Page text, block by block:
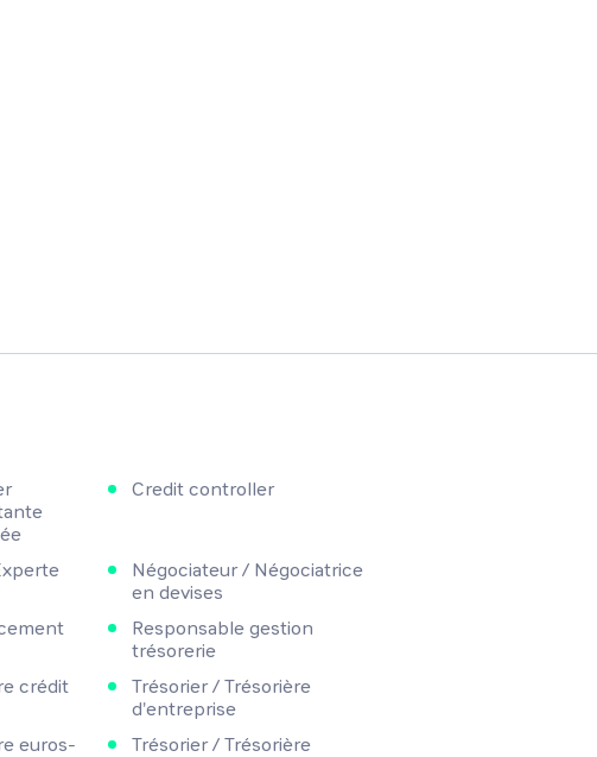
Credit controller
Négociateur / Négociatrice
en devises
Responsable gestion
trésorerie
crédit
Trésorier / Trésorière
d'entreprise
euros-
Trésorier / Trésorière